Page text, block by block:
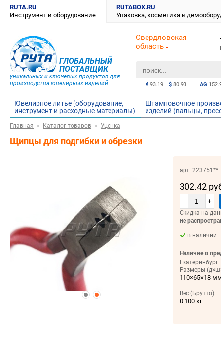
RUTA.RU
Инструмент и оборудование
RUTABOX.RU
Упаковка, косметика и
ГЛОБАЛЬНЫЙ
ПОСТАВЩИК
уникальных и ключевых продуктов для
производства ювелирных изделий
AG
€ 93.19 $ 80.93
Свердловская
область
Ювелирное литье (оборудование,
инструмент и расходные материалы)
Штамповочное
изделий (вальцы,
Главная Каталог товаров Уценка
Щипцы для подгибки и обрезки
арт. 223751**
302.42
– +
Скидка на
не
в наличии
Наличие в
Екатеринбург
Размеры
110×65×18
Вес (Брутто):
0.100 кг